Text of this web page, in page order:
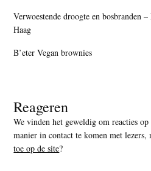
Verwoestende droogte en
Haag
B’eter Vegan brownies
Reageren
We vinden het geweldig om reacties
manier in contact te komen met lezers,
toe op de site?